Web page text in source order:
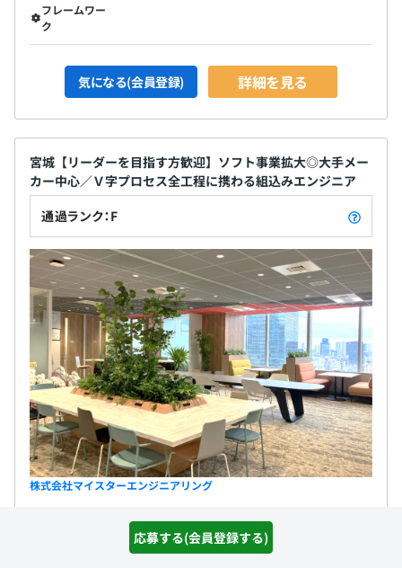
応募する(会員登録する)
フレームワー
ク
気になる(会員登録) 詳細を見る
宮城【リーダーを目指す方歓迎】ソフト事業拡大◎大手メー
カー中心／Ｖ字プロセス全工程に携わる組込みエンジニア
通過ランク：F
株式会社マイスターエンジニアリング
組込みソフトの要求分析～設計・コーディング・レビュー・